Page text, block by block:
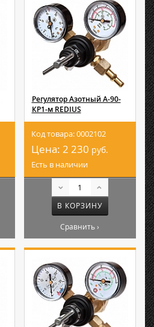
Регулятор Азотный А-90-
КР1-м REDIUS
Код товара: 0002102
Цена: 2 230 руб.
Есть в наличии
В КОРЗИНУ
Сравнить ›